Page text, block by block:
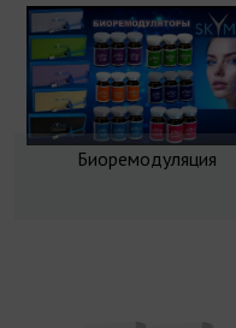
Биоремодуляция